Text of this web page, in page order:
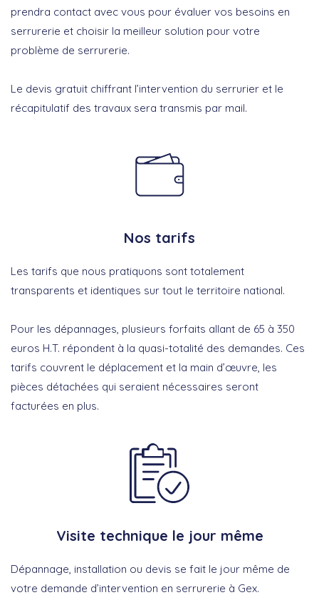
prendra contact avec vous pour évaluer vos besoins en
serrurerie et choisir la meilleur solution pour votre
problème de serrurerie.
Le devis gratuit chiffrant l’intervention du serrurier et le
récapitulatif des travaux sera transmis par mail.
Nos tarifs
Les tarifs que nous pratiquons sont totalement
transparents et identiques sur tout le territoire national.
Pour les dépannages, plusieurs forfaits allant de 65 à 350
euros H.T. répondent à la quasi-totalité des demandes. Ces
tarifs couvrent le déplacement et la main d’œuvre, les
pièces détachées qui seraient nécessaires seront
facturées en plus.
Visite technique le jour même
Dépannage, installation ou devis se fait le jour même de
votre demande d’intervention en serrurerie à Gex.